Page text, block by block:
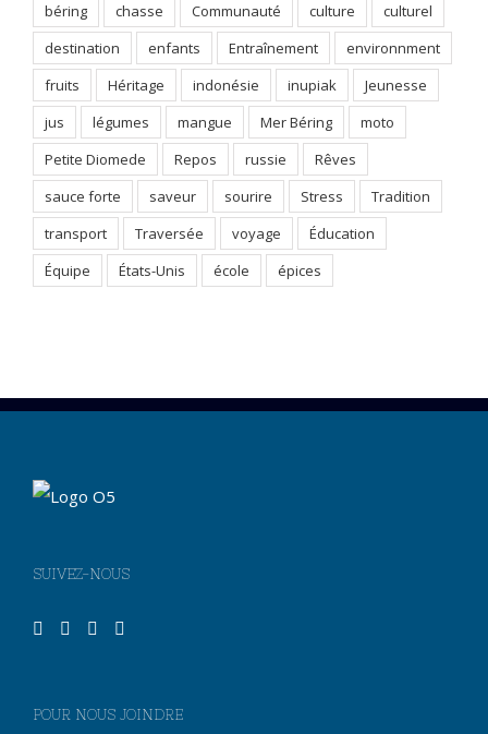
béring
chasse Communauté culture
culturel
destination
enfants Entraînement
environnment
fruits
Héritage indonésie inupiak
Jeunesse
jus
légumes mangue Mer Béring
moto
Petite Diomede
Repos russie
Rêves
sauce forte
saveur sourire Stress
Tradition
transport
Traversée voyage
Éducation
Équipe
États-Unis école épices
SUIVEZ-NOUS
POUR NOUS JOINDRE